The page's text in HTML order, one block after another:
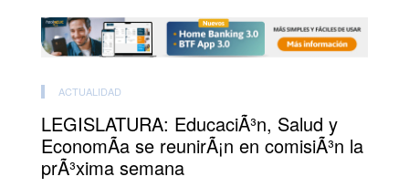
ACTUALIDAD
LEGISLATURA: EducaciÃ³n, Salud y
EconomÃ­a se reunirÃ¡n en comisiÃ³n la
prÃ³xima semana